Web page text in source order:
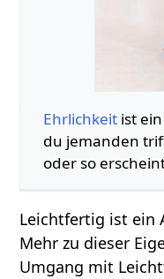
Ehrlichkeitist ein
du jemanden
oder so
Leichtfertig ist ein
Mehr zu dieser
Umgang mit